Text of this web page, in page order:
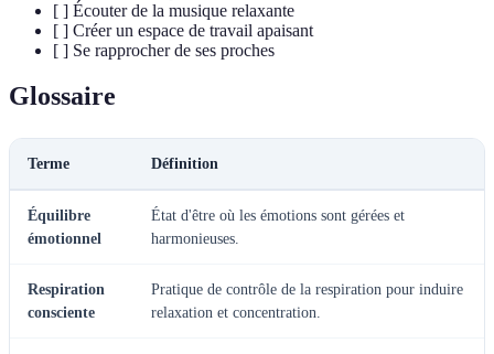
[ ] Écouter de la musique relaxante
[ ] Créer un espace de travail apaisant
[ ] Se rapprocher de ses proches
Glossaire
Terme Définition
Équilibre
émotionnel
État d'être où les émotions sont gérées et
harmonieuses.
Respiration
consciente
Pratique de contrôle de la respiration pour induire
relaxation et concentration.